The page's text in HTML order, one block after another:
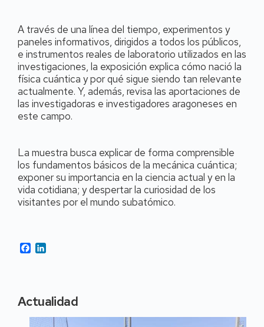
A través de una línea del tiempo, experimentos y
paneles informativos, dirigidos a todos los públicos,
e instrumentos reales de laboratorio utilizados en las
investigaciones, la exposición explica cómo nació la
física cuántica y por qué sigue siendo tan relevante
actualmente. Y, además, revisa las aportaciones de
las investigadoras e investigadores aragoneses en
este campo.
La muestra busca explicar de forma comprensible
los fundamentos básicos de la mecánica cuántica;
exponer su importancia en la ciencia actual y en la
vida cotidiana; y despertar la curiosidad de los
visitantes por el mundo subatómico.
Facebook
Actualidad